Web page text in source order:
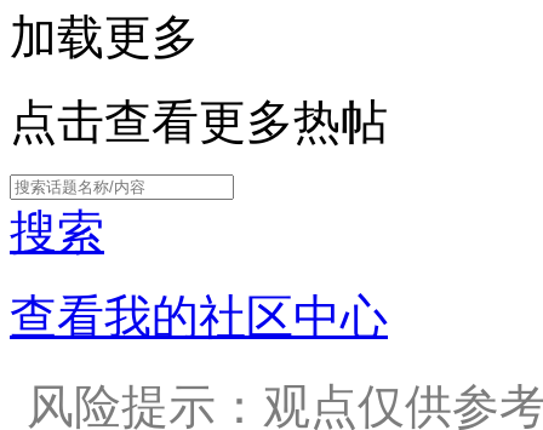
加载更多
点击查看更多热帖
搜索
查看我的社区中心
风险提示：观点仅供参